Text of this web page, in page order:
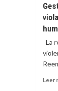
La
Leer